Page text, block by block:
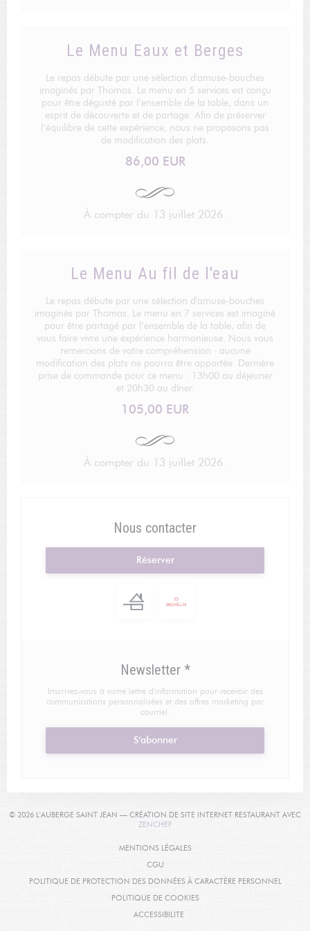
Le Menu Eaux et Berges
Le repas débute par une sélection d'amuse-bouches
imaginés par Thomas. Le menu en 5 services est conçu
pour être dégusté par l’ensemble de la table, dans un
esprit de découverte et de partage. Afin de préserver
l’équilibre de cette expérience, nous ne proposons pas
de modification des plats.
86,00 EUR
À compter du 13 juillet 2026.
Le Menu Au fil de l'eau
Le repas débute par une sélection d'amuse-bouches
imaginés par Thomas. Le menu en 7 services est imaginé
pour être partagé par l’ensemble de la table, afin de
vous faire vivre une expérience harmonieuse. Nous vous
remercions de votre compréhension : aucune
modification des plats ne pourra être apportée. Dernière
prise de commande pour ce menu : 13h00 au déjeuner
et 20h30 au dîner.
105,00 EUR
À compter du 13 juillet 2026.
Nous contacter
Réserver
Newsletter *
Inscrivez-vous à notre lettre d'information pour recevoir des
communications personnalisées et des offres marketing par
courriel.
S'abonner
© 2026 L'AUBERGE SAINT JEAN — CRÉATION DE SITE INTERNET RESTAURANT AVEC
ZENCHEF((OUVRE UNE NOUVELLE FENÊTRE))
MENTIONS LÉGALES((OUVRE UNE NOUVELLE
CGU((OUVRE UNE NOUVELLE FENÊTRE))
POLITIQUE DE PROTECTION DES DONNÉES À CARACTÈRE PERSONNEL
POLITIQUE DE COOKIES((OUVRE UNE NOUVELLE
ACCESSIBILITE((OUVRE UNE NOUVELLE FENÊTRE))